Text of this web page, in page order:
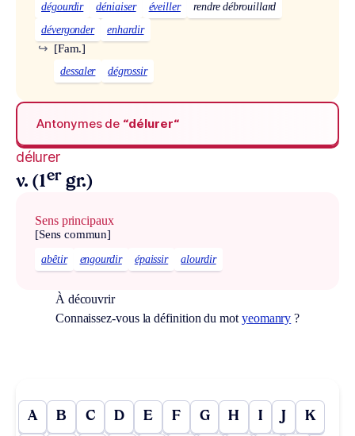
dégourdir déniaiser éveiller
rendre débrouillard
dévergonder
enhardir
[Fam.]
↪
dessaler dégrossir
Antonymes de “délurer“
délurer
v. (1er gr.)
Sens principaux
[Sens commun]
abêtir engourdir épaissir alourdir
À découvrir
Connaissez-vous la définition du motyeomanry ?
A B C D E F G H I J K